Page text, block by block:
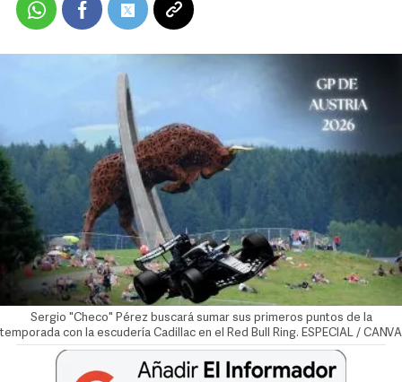
Sergio "Checo" Pérez buscará sumar sus primeros puntos de la
temporada con la escudería Cadillac en el Red Bull Ring. ESPECIAL / CANVA